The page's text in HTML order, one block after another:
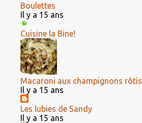
Boulettes
Il y a 15 ans
Cuisine la Bine!
Macaroni aux champignons rôtis
Il y a 15 ans
Les lubies de Sandy
Il y a 15 ans